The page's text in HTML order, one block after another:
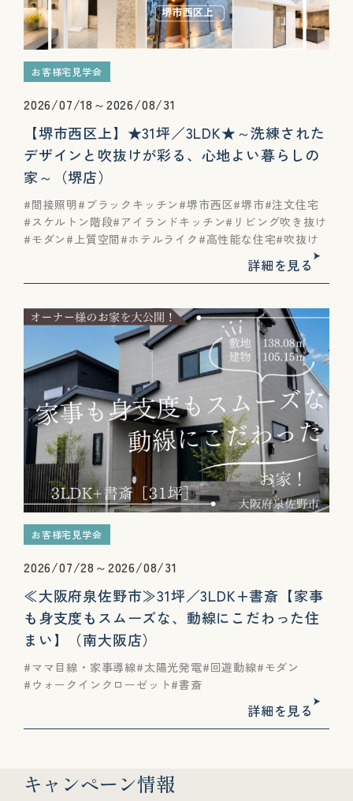
お客様宅見学会
2026/07/18～2026/08/31
【堺市西区上】★31坪／3LDK★～洗練された
デザインと吹抜けが彩る、心地よい暮らしの
家～（堺店）
間接照明 ブラックキッチン 堺市西区 堺市 注文住宅
スケルトン階段 アイランドキッチン
リビング吹き抜け
モダン
上質空間 ホテルライク 高性能な住宅 吹抜け
詳細を見る
お客様宅見学会
2026/07/28～2026/08/31
≪大阪府泉佐野市≫31坪／3LDK+書斎【家事
も身支度もスムーズな、動線にこだわった住
まい】（南大阪店）
ママ目線・家事導線 太陽光発電 回遊動線 モダン
ウォークインクローゼット
書斎
詳細を見る
キャンペーン情報